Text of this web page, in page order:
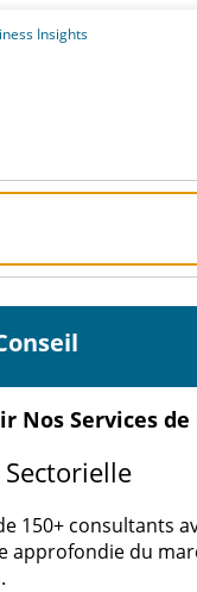
Nos Services de
150+ consultants
approfondie du